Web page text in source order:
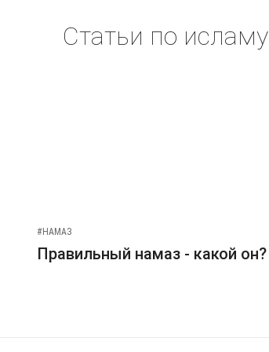
Статьи по исламу
#НАМАЗ
Правильный намаз - какой он?